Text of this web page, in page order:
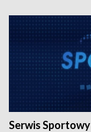
Serwis Sportowy